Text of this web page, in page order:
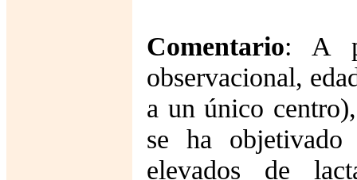
Comentario: A
observacional,
a un único
se ha objetivado
elevados de